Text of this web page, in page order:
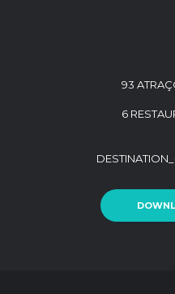
93
6